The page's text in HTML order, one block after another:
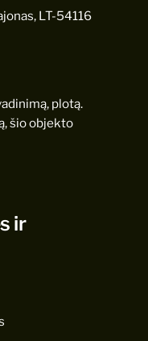
LT-54116
plotą.
šio objekto
ir